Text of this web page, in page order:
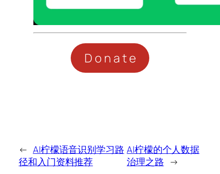
Donate
← AI柠檬语音识别学习路
径和入门资料推荐
AI柠檬的个人数据
治理之路 →